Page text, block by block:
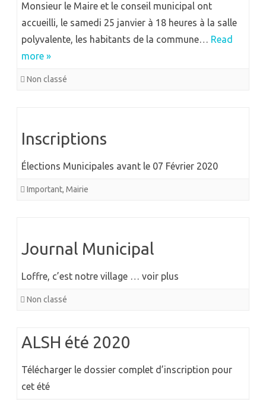
Monsieur le Maire et le conseil municipal ont
accueilli, le samedi 25 janvier à 18 heures à la salle
polyvalente, les habitants de la commune… Read
more »
Non classé
Inscriptions
Élections Municipales avant le 07 Février 2020
Important, Mairie
Journal Municipal
Loffre, c’est notre village … voir plus
Non classé
ALSH été 2020
Télécharger le dossier complet d’inscription pour
cet été